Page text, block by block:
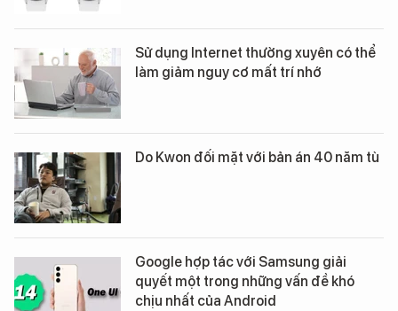
Sử dụng Internet thường xuyên có thể
làm giảm nguy cơ mất trí nhớ
Do Kwon đối mặt với bản án 40 năm tù
Google hợp tác với Samsung giải
quyết một trong những vấn đề khó
chịu nhất của Android